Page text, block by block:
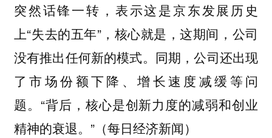
突然话锋一转，表示这是京东发展历史
上“失去的五年”，核心就是，这期间，公司
没有推出任何新的模式。同期，公司还出现
了市场份额下降、增长速度减缓等问
题。“背后，核心是创新力度的减弱和创业
精神的衰退。”（每日经济新闻）